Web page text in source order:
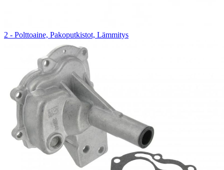
2 - Polttoaine, Pakoputkistot, Lämmitys